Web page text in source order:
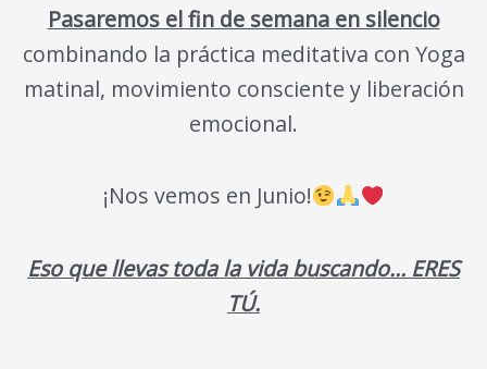
Pasaremos el fin de semana en silencio
combinando la práctica meditativa con Yoga
matinal, movimiento consciente y liberación
emocional.
¡Nos vemos en Junio!
Eso que llevas toda la vida buscando… ERES
TÚ.